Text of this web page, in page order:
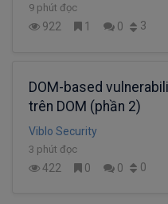
9 phút đọc
922 1 0 3
DOM-based
trên DOM (phần 2)
Viblo Security
3 phút đọc
422 0 0 0